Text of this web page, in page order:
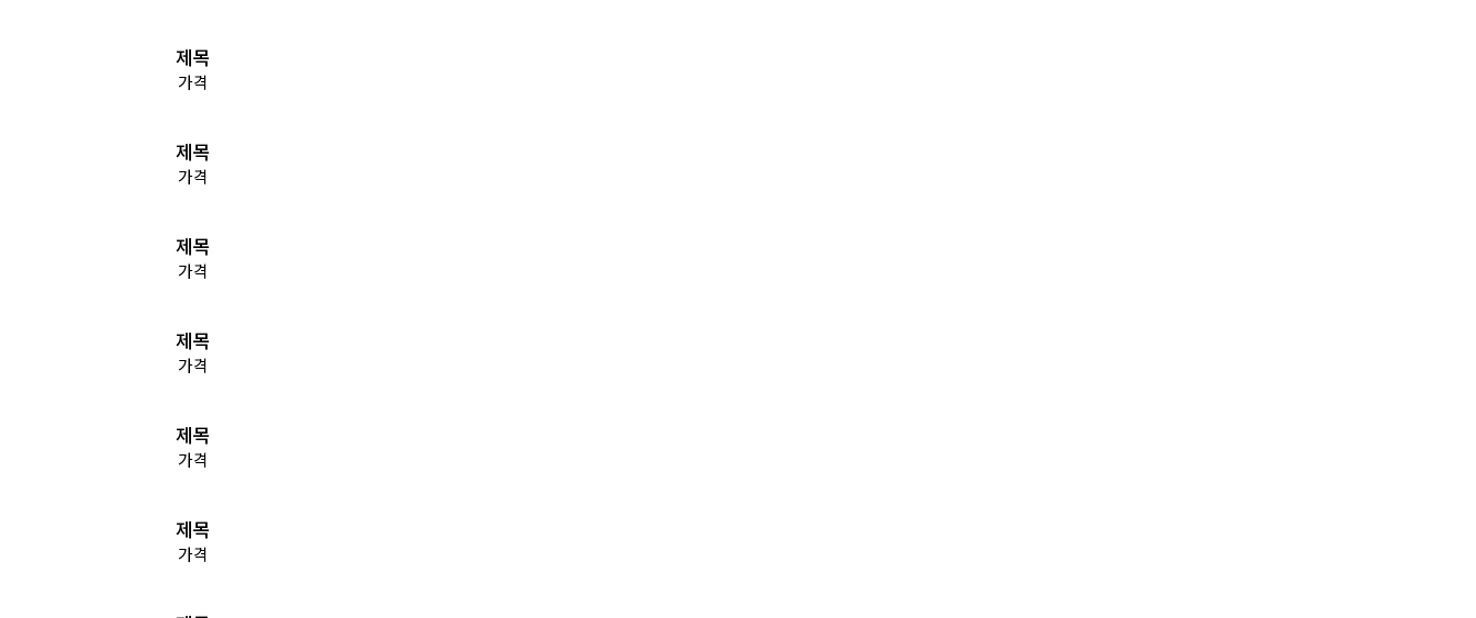
제목
가격
제목
가격
제목
가격
제목
가격
제목
가격
제목
가격